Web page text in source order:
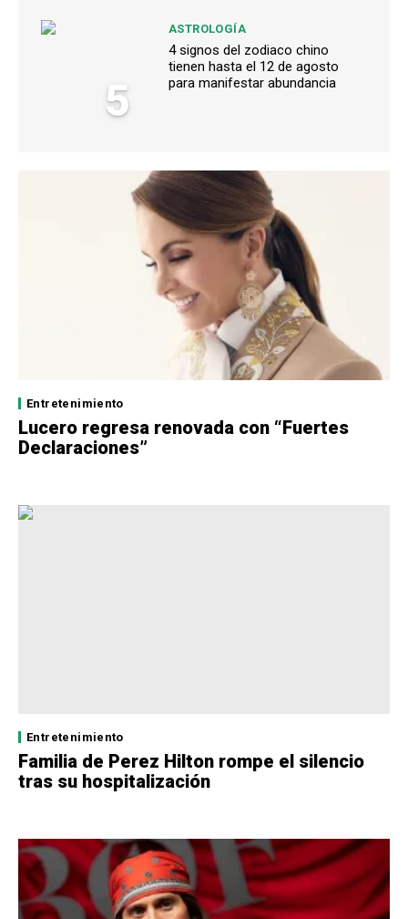
5
ASTROLOGÍA
4 signos del zodiaco chino
tienen hasta el 12 de agosto
para manifestar abundancia
Entretenimiento
Lucero regresa renovada con “Fuertes
Declaraciones”
Entretenimiento
Familia de Perez Hilton rompe el silencio
tras su hospitalización